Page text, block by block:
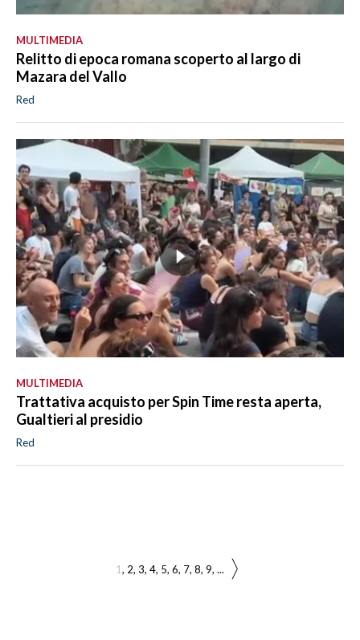
MULTIMEDIA
Relitto di epoca romana scoperto al largo di
Mazara del Vallo
Red
MULTIMEDIA
Trattativa acquisto per Spin Time resta aperta,
Gualtieri al presidio
Red
1 2 3 4 5 6 7 8 9 ...